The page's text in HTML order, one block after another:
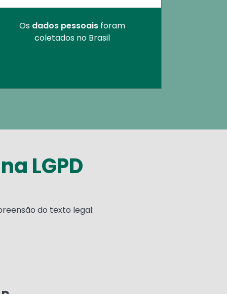
Os dados pessoais foram
coletados no Brasil
LGPD
do texto legal: